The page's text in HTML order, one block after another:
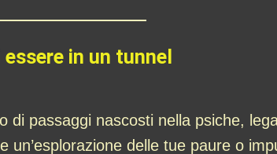
in un tunnel
passaggi nascosti nella psiche,
delle tue paure o